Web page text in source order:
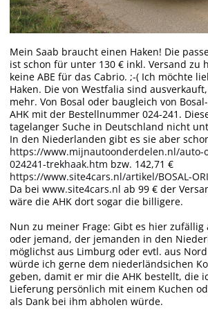
Mein Saab braucht einen Haken! Die
ist schon für unter 130 € inkl. Versand zu
keine ABE für das Cabrio. ;-( Ich möchte
Haken. Die von Westfalia sind
mehr. Von Bosal oder baugleich von
AHK mit der Bestellnummer 024-241.
tagelanger Suche in Deutschland nicht
In den Niederlanden gibt es sie aber
https://www.mijnautoonderdelen.nl/auto-
024241-trekhaak.htm bzw. 142,71 €
https://www.site4cars.nl/artikel/BOSAL-
Da bei www.site4cars.nl ab 99 € der
wäre die AHK dort sogar die billigere.
Nun zu meiner Frage: Gibt es hier
oder jemand, der jemanden in den
möglichst aus Limburg oder evtl. aus
würde ich gerne dem niederländsichen
geben, damit er mir die AHK bestellt, die
Lieferung persönlich mit einem Kuchen
als Dank bei ihm abholen würde.